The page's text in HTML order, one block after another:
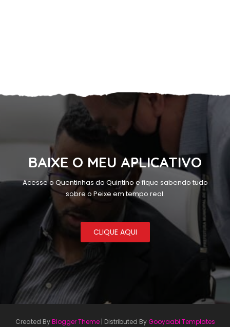
BAIXE O MEU APLICATIVO
Acesse o Quentinhas do Quintino e fique sabendo tudo
sobre o Peixe em tempo real.
CLIQUE AQUI
Created ByBlogger Theme| Distributed ByGooyaabi Templates